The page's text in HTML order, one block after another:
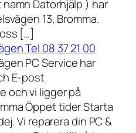
Datorhjälp ) har
13, Bromma.
[…]
Tel 08 37 21 00
PC Service har
E-post
och vi ligger på
Öppet tider Starta
Vi reparera din PC &